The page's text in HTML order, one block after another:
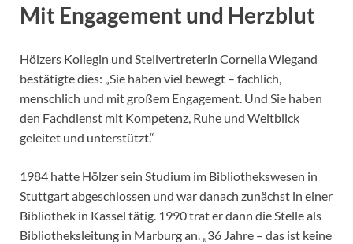
Mit Engagement und Herzblut
Hölzers Kollegin und Stellvertreterin Cornelia Wiegand
bestätigte dies: „Sie haben viel bewegt – fachlich,
menschlich und mit großem Engagement. Und Sie haben
den Fachdienst mit Kompetenz, Ruhe und Weitblick
geleitet und unterstützt.“
1984 hatte Hölzer sein Studium im Bibliothekswesen in
Stuttgart abgeschlossen und war danach zunächst in einer
Bibliothek in Kassel tätig. 1990 trat er dann die Stelle als
Bibliotheksleitung in Marburg an. „36 Jahre – das ist keine